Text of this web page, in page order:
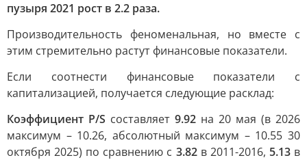
пузыря 2021 рост в 2.2 раза.
Производительность феноменальная, но вместе с
этим стремительно растут финансовые показатели.
Если соотнести финансовые показатели с
капитализацией, получается следующие расклад:
Коэффициент P/S составляет 9.92 на 20 мая (в 2026
максимум – 10.26, абсолютный максимум – 10.55 30
октября 2025) по сравнению с 3.82в 2011-2016, 5.13в